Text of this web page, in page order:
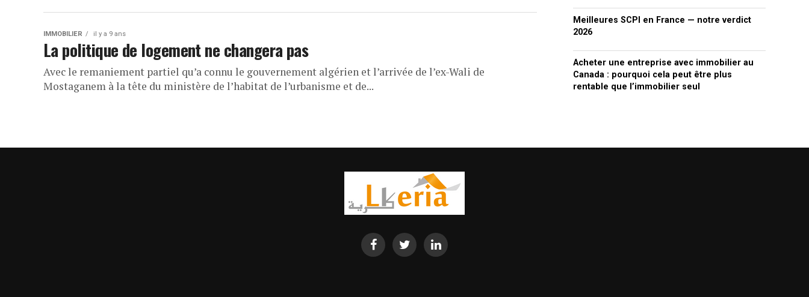
IMMOBILIER il y a 9 ans
La politique de logement ne changera pas
Avec le remaniement partiel qu’a connu le gouvernement algérien et l’arrivée de l’ex-Wali de
Mostaganem à la tête du ministère de l’habitat de l’urbanisme et de...
Meilleures SCPI en France — notre verdict
2026
Acheter une entreprise avec immobilier au
Canada : pourquoi cela peut être plus
rentable que l’immobilier seul